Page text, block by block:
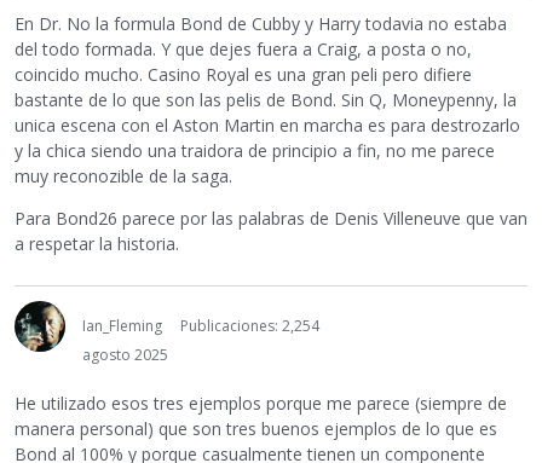
En Dr. No la formula Bond de Cubby y Harry todavia no estaba
del todo formada. Y que dejes fuera a Craig, a posta o no,
coincido mucho. Casino Royal es una gran peli pero difiere
bastante de lo que son las pelis de Bond. Sin Q, Moneypenny, la
unica escena con el Aston Martin en marcha es para destrozarlo
y la chica siendo una traidora de principio a fin, no me parece
muy reconozible de la saga.
Para Bond26 parece por las palabras de Denis Villeneuve que van
a respetar la historia.
Ian_Fleming
Publicaciones: 2,254
agosto 2025
He utilizado esos tres ejemplos porque me parece (siempre de
manera personal) que son tres buenos ejemplos de lo que es
Bond al 100% y porque casualmente tienen un componente